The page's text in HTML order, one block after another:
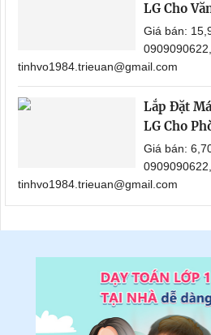
LG Cho
Giá bán:
0909090622,
tinhvo1984.trieuan@gmail.com
Lắp Đặt
LG Cho
Giá bán:
0909090622,
tinhvo1984.trieuan@gmail.com